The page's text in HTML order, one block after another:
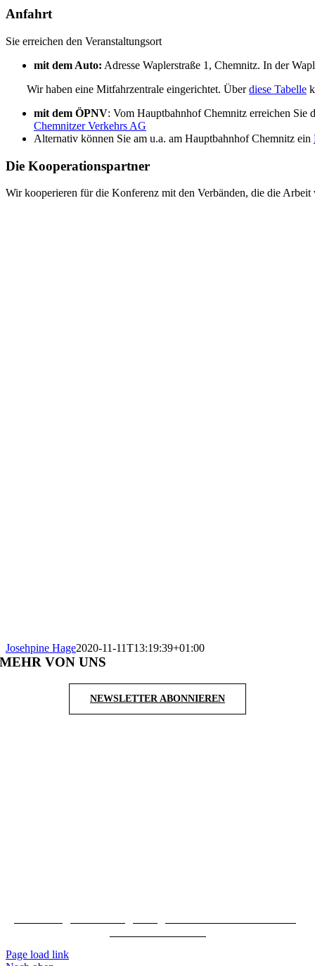
Anfahrt
Sie erreichen den Veranstaltungsort
mit dem Auto: Adresse Waplerstraße 1, Chemnitz. In der
Wir haben eine Mitfahrzentrale eingerichtet. Überdiese Tabelle
mit dem ÖPNV: Vom Hauptbahnhof Chemnitz erreichen Sie
Chemnitzer Verkehrs AG
Alternativ können Sie am u.a. am Hauptbahnhof Chemnitz ein
Die Kooperationspartner
Wir kooperieren für die Konferenz mit den Verbänden, die die
Josehpine Hage2020-11-11T13:19:39+01:00
MEHR VON UNS
NEWSLETTER ABONNIEREN
Page load link